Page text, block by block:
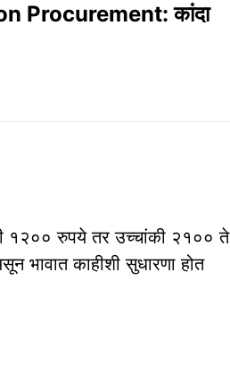
Procurement: कांदा
१२०० रुपये तर उच्चांकी २१०० ते
भावात काहीशी सुधारणा होत